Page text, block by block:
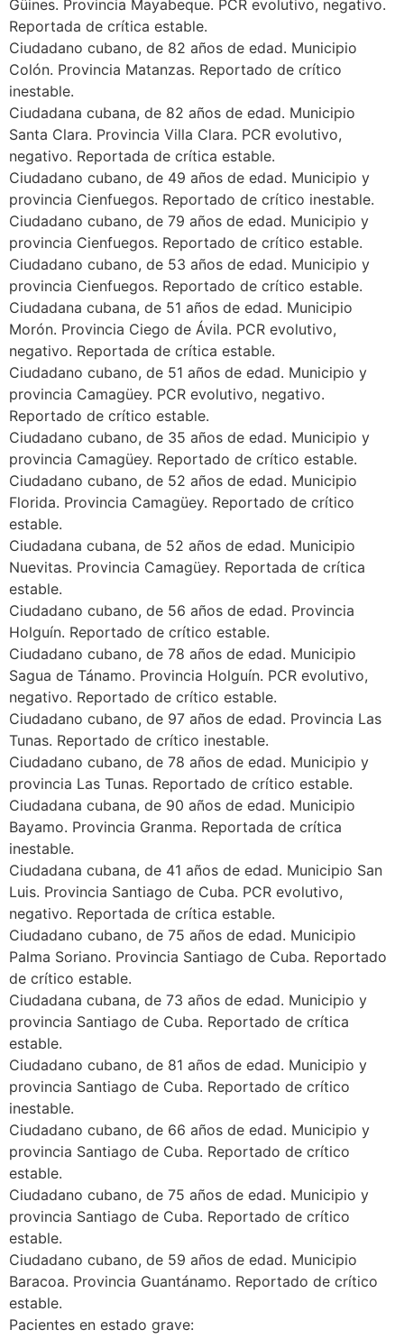
Güines. Provincia Mayabeque. PCR evolutivo, negativo.
Reportada de crítica estable.
Ciudadano cubano, de 82 años de edad. Municipio
Colón. Provincia Matanzas. Reportado de crítico
inestable.
Ciudadana cubana, de 82 años de edad. Municipio
Santa Clara. Provincia Villa Clara. PCR evolutivo,
negativo. Reportada de crítica estable.
Ciudadano cubano, de 49 años de edad. Municipio y
provincia Cienfuegos. Reportado de crítico inestable.
Ciudadano cubano, de 79 años de edad. Municipio y
provincia Cienfuegos. Reportado de crítico estable.
Ciudadano cubano, de 53 años de edad. Municipio y
provincia Cienfuegos. Reportado de crítico estable.
Ciudadana cubana, de 51 años de edad. Municipio
Morón. Provincia Ciego de Ávila. PCR evolutivo,
negativo. Reportada de crítica estable.
Ciudadano cubano, de 51 años de edad. Municipio y
provincia Camagüey. PCR evolutivo, negativo.
Reportado de crítico estable.
Ciudadano cubano, de 35 años de edad. Municipio y
provincia Camagüey. Reportado de crítico estable.
Ciudadano cubano, de 52 años de edad. Municipio
Florida. Provincia Camagüey. Reportado de crítico
estable.
Ciudadana cubana, de 52 años de edad. Municipio
Nuevitas. Provincia Camagüey. Reportada de crítica
estable.
Ciudadano cubano, de 56 años de edad. Provincia
Holguín. Reportado de crítico estable.
Ciudadano cubano, de 78 años de edad. Municipio
Sagua de Tánamo. Provincia Holguín. PCR evolutivo,
negativo. Reportado de crítico estable.
Ciudadano cubano, de 97 años de edad. Provincia Las
Tunas. Reportado de crítico inestable.
Ciudadano cubano, de 78 años de edad. Municipio y
provincia Las Tunas. Reportado de crítico estable.
Ciudadana cubana, de 90 años de edad. Municipio
Bayamo. Provincia Granma. Reportada de crítica
inestable.
Ciudadana cubana, de 41 años de edad. Municipio San
Luis. Provincia Santiago de Cuba. PCR evolutivo,
negativo. Reportada de crítica estable.
Ciudadano cubano, de 75 años de edad. Municipio
Palma Soriano. Provincia Santiago de Cuba. Reportado
de crítico estable.
Ciudadana cubana, de 73 años de edad. Municipio y
provincia Santiago de Cuba. Reportado de crítica
estable.
Ciudadano cubano, de 81 años de edad. Municipio y
provincia Santiago de Cuba. Reportado de crítico
inestable.
Ciudadano cubano, de 66 años de edad. Municipio y
provincia Santiago de Cuba. Reportado de crítico
estable.
Ciudadano cubano, de 75 años de edad. Municipio y
provincia Santiago de Cuba. Reportado de crítico
estable.
Ciudadano cubano, de 59 años de edad. Municipio
Baracoa. Provincia Guantánamo. Reportado de crítico
estable.
Pacientes en estado grave: